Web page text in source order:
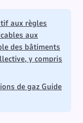
aux règles
aux
des bâtiments
y compris
de gaz Guide